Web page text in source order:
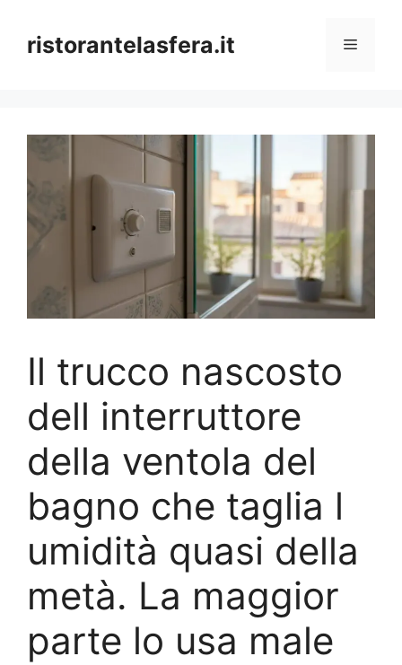
contentristorantelasfera.it Menu
Il trucco nascosto
dell interruttore
della ventola del
bagno che taglia l
umidità quasi della
metà. La maggior
parte lo usa male